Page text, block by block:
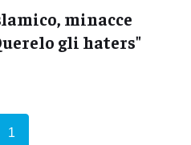
minacce
gli haters"
1